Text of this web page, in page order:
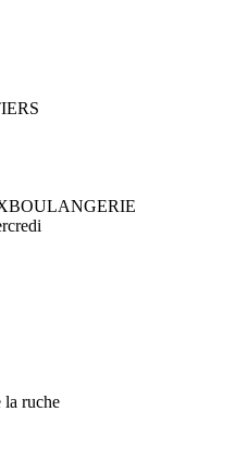
BOULANGERIE
la ruche